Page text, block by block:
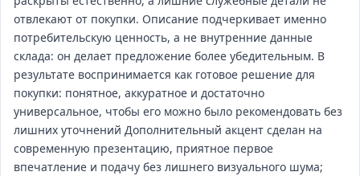
отвлекают от покупки. Описание подчеркивает именно
потребительскую ценность, а не внутренние данные
склада: он делает предложение более убедительным. В
результате воспринимается как готовое решение для
покупки: понятное, аккуратное и достаточно
универсальное, чтобы его можно было рекомендовать без
лишних уточнений Дополнительный акцент сделан на
современную презентацию, приятное первое
впечатление и подачу без лишнего визуального шума;